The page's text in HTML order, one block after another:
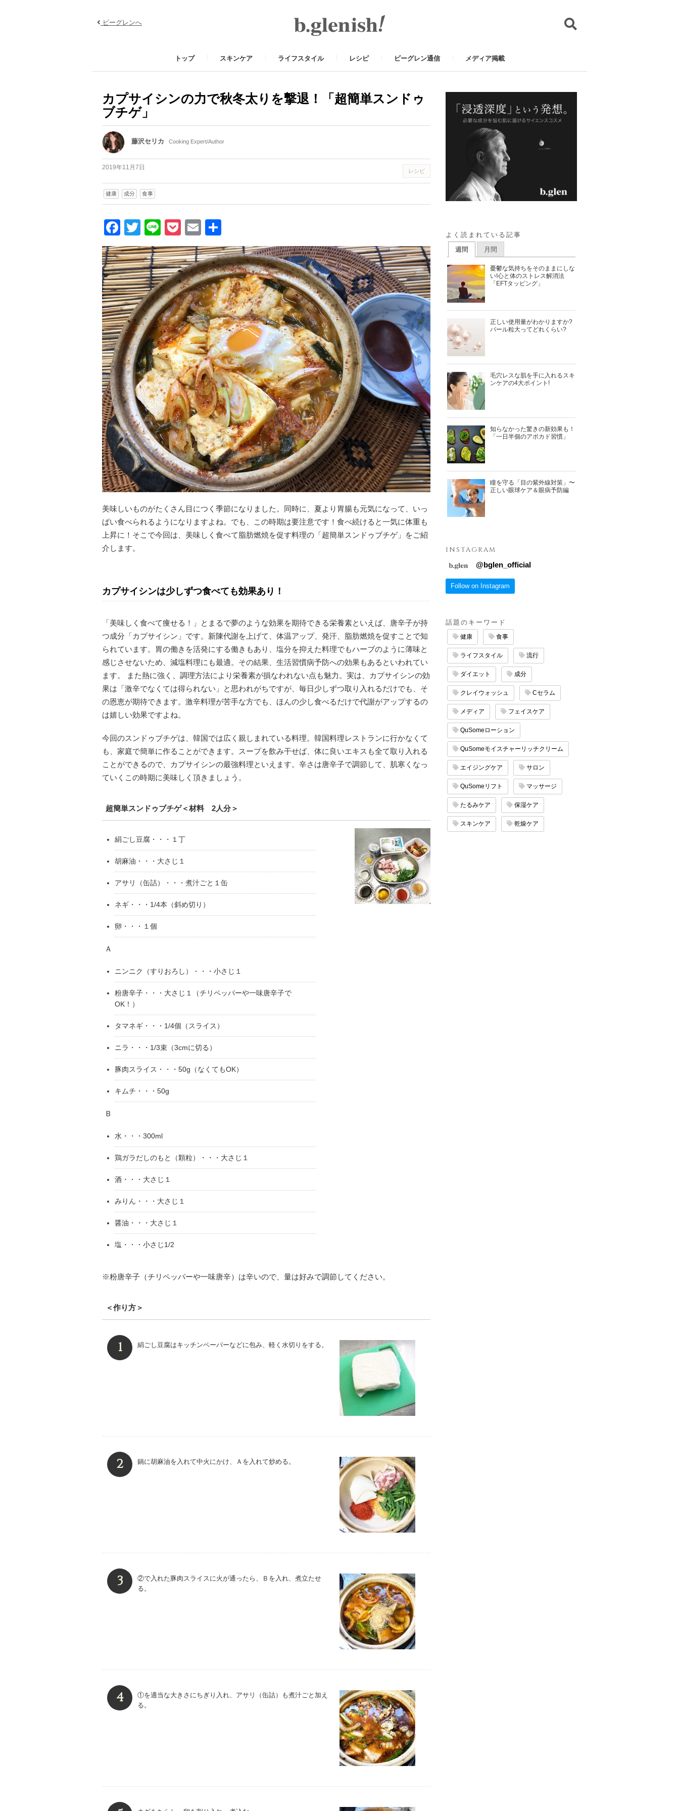
ビーグレンへ
トップ スキンケア ライフスタイル レシピ ビーグレン通信 メディア掲載
カプサイシンの力で秋冬太りを撃退！「超簡単スンドゥ
ブチゲ」
藤沢セリカ Cooking Expert/Author
2019年11月7日 レシピ
健康 成分 食事
Facebook
Twitter
LinePocket
Email
美味しいものがたくさん目につく季節になりました。同時に、夏より胃腸も元気になって、いっ
ぱい食べられるようになりますよね。でも、この時期は要注意です！食べ続けると一気に体重も
上昇に！そこで今回は、美味しく食べて脂肪燃焼を促す料理の「超簡単スンドゥブチゲ」をご紹
介します。
カプサイシンは少しずつ食べても効果あり！
「美味しく食べて痩せる！」とまるで夢のような効果を期待できる栄養素といえば、唐辛子が持
つ成分「カプサイシン」です。新陳代謝を上げて、体温アップ、発汗、脂肪燃焼を促すことで知
られています。胃の働きを活発にする働きもあり、塩分を抑えた料理でもハーブのように薄味と
感じさせないため、減塩料理にも最適。その結果、生活習慣病予防への効果もあるといわれてい
ます。 また熱に強く、調理方法により栄養素が損なわれない点も魅力。実は、カプサイシンの効
果は「激辛でなくては得られない」と思われがちですが、毎日少しずつ取り入れるだけでも、そ
の恩恵が期待できます。激辛料理が苦手な方でも、ほんの少し食べるだけで代謝がアップするの
は嬉しい効果ですよね。
今回のスンドゥブチゲは、韓国では広く親しまれている料理。韓国料理レストランに行かなくて
も、家庭で簡単に作ることができます。スープを飲み干せば、体に良いエキスも全て取り入れる
ことができるので、カプサイシンの最強料理といえます。辛さは唐辛子で調節して、肌寒くなっ
ていくこの時期に美味しく頂きましょう。
超簡単スンドゥブチゲ＜材料 2人分＞
絹ごし豆腐・・・１丁
胡麻油・・・大さじ１
アサリ（缶詰）・・・煮汁ごと１缶
ネギ・・・1/4本（斜め切り）
卵・・・１個
Ａ
ニンニク（すりおろし）・・・小さじ１
粉唐辛子・・・大さじ１（チリペッパーや一味唐辛子で
OK！）
タマネギ・・・1/4個（スライス）
ニラ・・・1/3束（3cmに切る）
豚肉スライス・・・50g（なくてもOK）
キムチ・・・50g
Ｂ
水・・・300ml
鶏ガラだしのもと（顆粒）・・・大さじ１
酒・・・大さじ１
みりん・・・大さじ１
醤油・・・大さじ１
塩・・・小さじ1/2
※粉唐辛子（チリペッパーや一味唐辛）は辛いので、量は好みで調節してください。
＜作り方＞
絹ごし豆腐はキッチンペーパーなどに包み、軽く水切りをする。
鍋に胡麻油を入れて中火にかけ、Ａを入れて炒める。
②で入れた豚肉スライスに火が通ったら、Ｂを入れ、煮立たせ
る。
①を適当な大きさにちぎり入れ、アサリ（缶詰）も煮汁ごと加え
る。
よく読まれている記事
週間 月間
憂鬱な気持ちをそのままにしな
い!心と体のストレス解消法
「EFTタッピング」
正しい使用量がわかりますか?
パール粒大ってどれくらい?
毛穴レスな肌を手に入れるスキ
ンケアの4大ポイント!
知らなかった驚きの新効果も！
「一日半個のアボカド習慣」
瞳を守る「目の紫外線対策」〜
正しい眼球ケア＆眼病予防編
INSTAGRAM
@bglen_official
Follow on Instagram
話題のキーワード
健康 食事
ライフスタイル 流行
ダイエット 成分
クレイウォッシュ Cセラム
メディア フェイスケア
QuSomeローション
QuSomeモイスチャーリッチクリーム
エイジングケア サロン
QuSomeリフト マッサージ
たるみケア 保湿ケア
スキンケア 乾燥ケア